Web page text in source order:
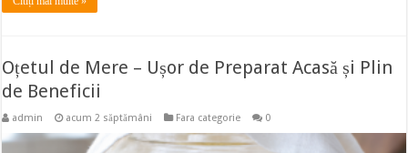
Oțetul de Mere – Ușor de Preparat Acasă și Plin
de Beneficii
admin acum 2 săptămâni Fara categorie 0